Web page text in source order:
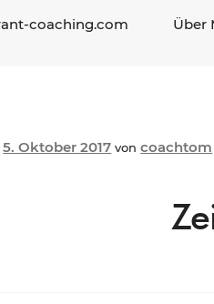
coaching.com Über
5. Oktober 2017 voncoachtom